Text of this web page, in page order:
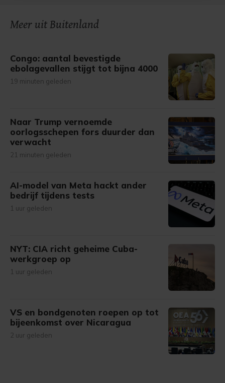
gemaakte keuze altijd wijzigen of intrekken.
Meer uit Buitenland
Congo: aantal bevestigde
ebolagevallen stijgt tot bijna 4000
19 minuten geleden
Naar Trump vernoemde
oorlogsschepen fors duurder dan
verwacht
21 minuten geleden
AI-model van Meta hackt ander
bedrijf tijdens tests
1 uur geleden
NYT: CIA richt geheime Cuba-
werkgroep op
1 uur geleden
VS en bondgenoten roepen op tot
bijeenkomst over Nicaragua
2 uur geleden